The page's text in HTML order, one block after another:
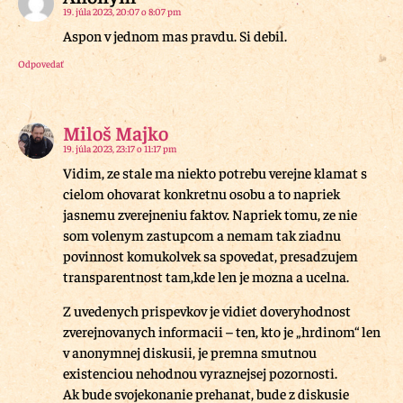
19. júla 2023, 20:07 o 8:07 pm
Aspon v jednom mas pravdu. Si debil.
Odpovedať
Miloš Majko
19. júla 2023, 23:17 o 11:17 pm
Vidim, ze stale ma niekto potrebu verejne klamat s
cielom ohovarat konkretnu osobu a to napriek
jasnemu zverejneniu faktov. Napriek tomu, ze nie
som volenym zastupcom a nemam tak ziadnu
povinnost komukolvek sa spovedat, presadzujem
transparentnost tam,kde len je mozna a ucelna.
Z uvedenych prispevkov je vidiet doveryhodnost
zverejnovanych informacii – ten, kto je „hrdinom“ len
v anonymnej diskusii, je premna smutnou
existenciou nehodnou vyraznejsej pozornosti.
Ak bude svojekonanie prehanat, bude z diskusie